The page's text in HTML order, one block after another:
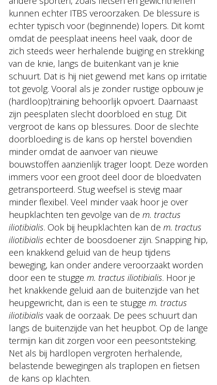
kunnen echter ITBS veroorzaken. De blessure is
echter typisch voor (beginnende) lopers. Dit komt
omdat de peesplaat ineens heel vaak, door de
zich steeds weer herhalende buiging en strekking
van de knie, langs de buitenkant van je knie
schuurt. Dat is hij niet gewend met kans op irritatie
tot gevolg. Vooral als je zonder rustige opbouw je
(hardloop)training behoorlijk opvoert. Daarnaast
zijn peesplaten slecht doorbloed en stug. Dit
vergroot de kans op blessures. Door de slechte
doorbloeding is de kans op herstel bovendien
minder omdat de aanvoer van nieuwe
bouwstoffen aanzienlijk trager loopt. Deze worden
immers voor een groot deel door de bloedvaten
getransporteerd. Stug weefsel is stevig maar
minder flexibel. Veel minder vaak hoor je over
heupklachten ten gevolge van de m. tractus
iliotibialis. Ook bij heupklachten kan de m. tractus
iliotibialis echter de boosdoener zijn. Snapping hip,
een knakkend geluid van de heup tijdens
beweging, kan onder andere veroorzaakt worden
door een te stugge m. tractus iliotibialis. Hoor je
het knakkende geluid aan de buitenzijde van het
heupgewricht, dan is een te stugge m. tractus
iliotibialis vaak de oorzaak. De pees schuurt dan
langs de buitenzijde van het heupbot. Op de lange
termijn kan dit zorgen voor een peesontsteking.
Net als bij hardlopen vergroten herhalende,
belastende bewegingen als traplopen en fietsen
de kans op klachten.